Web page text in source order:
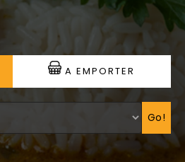
A EMPORTER
Go!